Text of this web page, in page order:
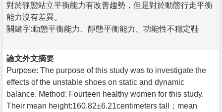
對於靜態站立平衡能力有改善趨勢，但是對於動態行走平衡
能力沒有差異。
關鍵字:動態平衡能力、靜態平衡能力、功能性不穩定鞋
論文外文摘要
Purpose: The purpose of this study was to investigate the
effects of the unstable shoes on static and dynamic
balance. Method: Fourteen healthy women for this study.
Their mean height:160.82±6.21centimeters tall；mean